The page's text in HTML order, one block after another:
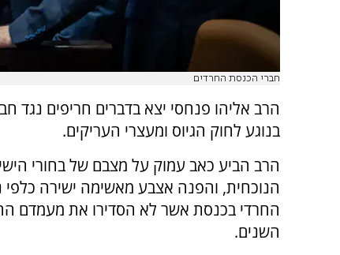
חברי הכנסת החרדים
הרב אליהו פנחסי יצא בדברים חריפים נגד
בנוגע לחוק הגיוס ומעצרי העריקים.
הרב הביע כאב עמוק על מצבם של בחורי
הנוכחית, והפנה אצבע מאשימה ישירה כלפי
החרדי בכנסת אשר לא הסדירו את מעמדם
השנים.